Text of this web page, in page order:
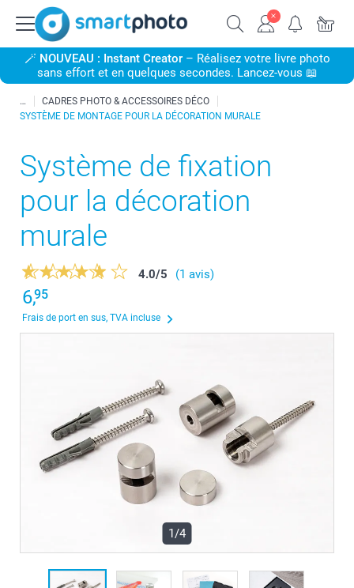
🪄 NOUVEAU : Instant Creator– Réalisez votre livre photo
sans effort et en quelques secondes. Lancez-vous 📖
CADRES PHOTO & ACCESSOIRES DÉCO
SYSTÈME DE MONTAGE POUR LA DÉCORATION MURALE
Système de fixation
pour la décoration
murale
4.0/5 (1 avis)
6,95
Frais de port en sus, TVA incluse
1/4